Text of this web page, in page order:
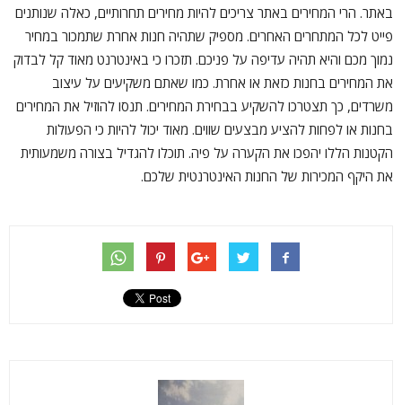
באתר. הרי המחירים באתר צריכים להיות מחירים תחרותיים, כאלה שנותנים
פייט לכל המתחרים האחרים. מספיק שתהיה חנות אחרת שתמכור במחיר
נמוך מכם והיא תהיה עדיפה על פניכם. תזכרו כי באינטרנט מאוד קל לבדוק
את המחירים בחנות כזאת או אחרת. כמו שאתם משקיעים על עיצוב
משרדים, כך תצטרכו להשקיע בבחירת המחירים. תנסו להוזיל את המחירים
בחנות או לפחות להציע מבצעים שווים. מאוד יכול להיות כי הפעולות
הקטנות הללו יהפכו את הקערה על פיה. תוכלו להגדיל בצורה משמעותית
את היקף המכירות של החנות האינטרנטית שלכם.